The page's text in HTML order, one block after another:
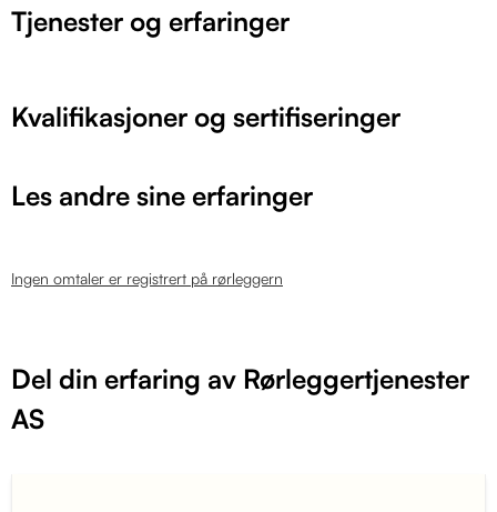
Tjenester og erfaringer
Kvalifikasjoner og sertifiseringer
Les andre sine erfaringer
Ingen omtaler er registrert på rørleggern
Del din erfaring av Rørleggertjenester
AS